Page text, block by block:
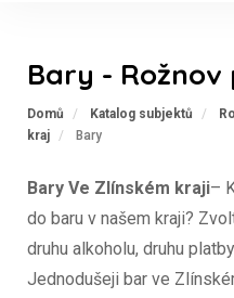
Bary -
Domů Katalog subjektů
kraj
Bary
Bary Ve Zlínském kraji–
do baru v našem kraji?
druhu alkoholu, druhu
Jednodušeji bar ve